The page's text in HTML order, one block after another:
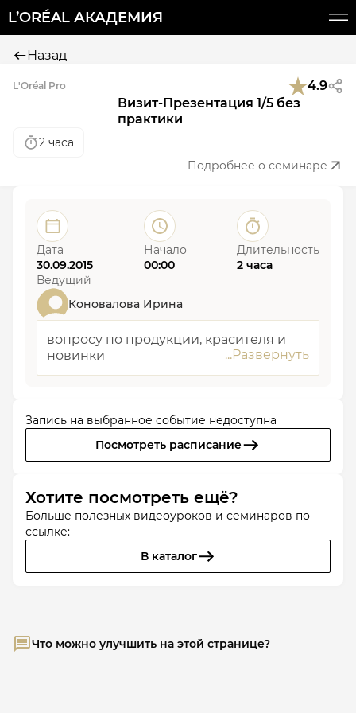
L’ORÉAL АКАДЕМИЯ
Назад
L'Oréal Pro
4.9
Визит-Презентация 1/5 без
практики
2 часа
Подробнее о семинаре
Дата
30.09.2015
Начало
00:00
Длительность
2 часа
Ведущий
Коновалова Ирина
вопросу по продукции, красителя и
новинки
Запись на выбранное событие недоступна
Посмотреть расписание
Хотите посмотреть ещё?
Больше полезных видеоуроков и семинаров по
ссылке:
В каталог
Что можно улучшить на этой странице?